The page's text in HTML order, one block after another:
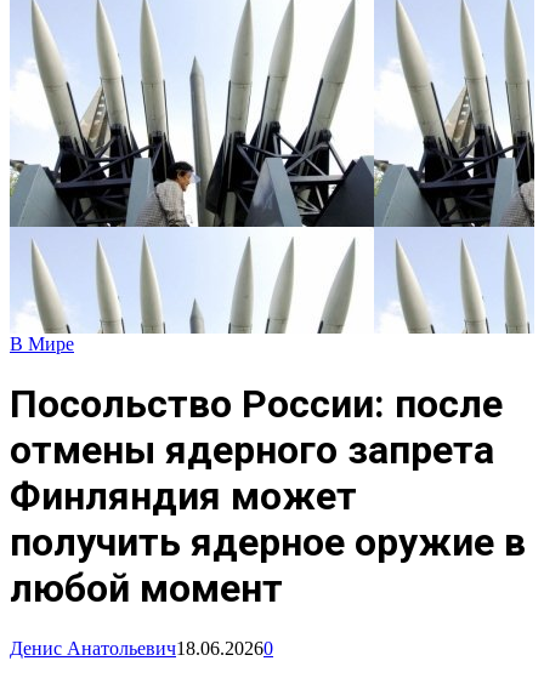
В Мире
Посольство России: после
отмены ядерного запрета
Финляндия может
получить ядерное оружие в
любой момент
Денис Анатольевич18.06.20260